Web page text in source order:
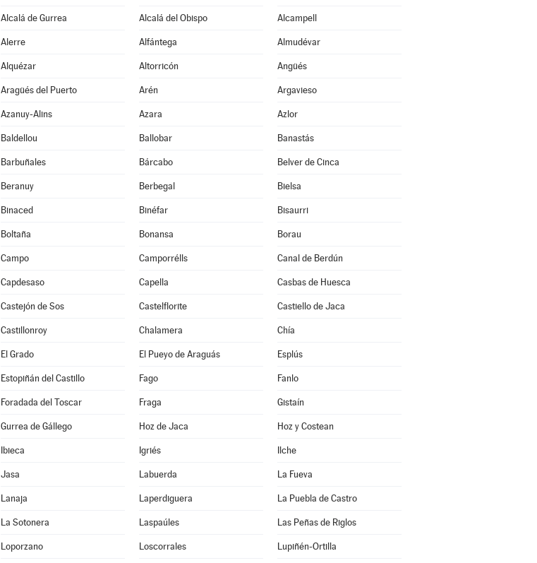
Alcalá de Gurrea Alcalá del Obispo Alcampell
Alerre Alfántega Almudévar
Alquézar Altorricón Angüés
Aragüés del Puerto Arén Argavieso
Azanuy-Alins Azara Azlor
Baldellou Ballobar Banastás
Barbuñales Bárcabo Belver de Cinca
Beranuy Berbegal Bielsa
Binaced Binéfar Bisaurri
Boltaña Bonansa Borau
Campo Camporrélls Canal de Berdún
Capdesaso Capella Casbas de Huesca
Castejón de Sos Castelflorite Castiello de Jaca
Castillonroy Chalamera Chía
El Grado El Pueyo de Araguás Esplús
Estopiñán del Castillo Fago Fanlo
Foradada del Toscar Fraga Gistaín
Gurrea de Gállego Hoz de Jaca Hoz y Costean
Ibieca Igriés Ilche
Jasa Labuerda La Fueva
Lanaja Laperdiguera La Puebla de Castro
La Sotonera Laspaúles Las Peñas de Riglos
Loporzano Loscorrales Lupiñén-Ortilla